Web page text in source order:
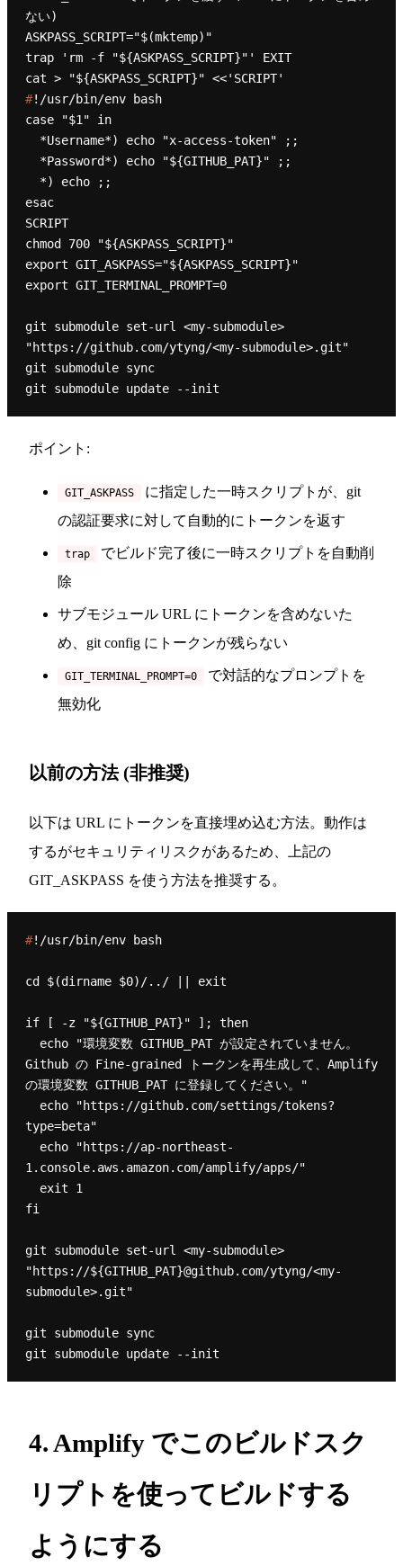
ない)
ASKPASS_SCRIPT="$(mktemp)"
trap 'rm -f "${ASKPASS_SCRIPT}"' EXIT
#!/usr/bin/env bash
case "$1" in
esac
SCRIPT
chmod 700 "${ASKPASS_SCRIPT}"
export GIT_ASKPASS="${ASKPASS_SCRIPT}"
export GIT_TERMINAL_PROMPT=0
git submodule set-url <my-submodule>
"https://github.com/ytyng/<my-submodule>.git"
git submodule sync
ポイント:
GIT_ASKPASS
に指定した一時スクリプトが、git
の認証要求に対して自動的にトークンを返す
trap
でビルド完了後に一時スクリプトを自動削
除
サブモジュール URL にトークンを含めないた
め、git config にトークンが残らない
GIT_TERMINAL_PROMPT=0
で対話的なプロンプトを
無効化
以前の方法 (非推奨)
以下は URL にトークンを直接埋め込む方法。動作は
するがセキュリティリスクがあるため、上記の
GIT_ASKPASS を使う方法を推奨する。
#!/usr/bin/env bash
cd $(dirname $0)/../ || exit
if [ -z "${GITHUB_PAT}" ]; then
Github の Fine-grained トークンを再生成して、Amplify
の環境変数 GITHUB_PAT に登録してください。"
type=beta"
1.console.aws.amazon.com/amplify/apps/"
fi
git submodule set-url <my-submodule>
"https://${GITHUB_PAT}@github.com/ytyng/<my-
submodule>.git"
git submodule sync
4. Amplify でこのビルドスク
リプトを使ってビルドする
ようにする